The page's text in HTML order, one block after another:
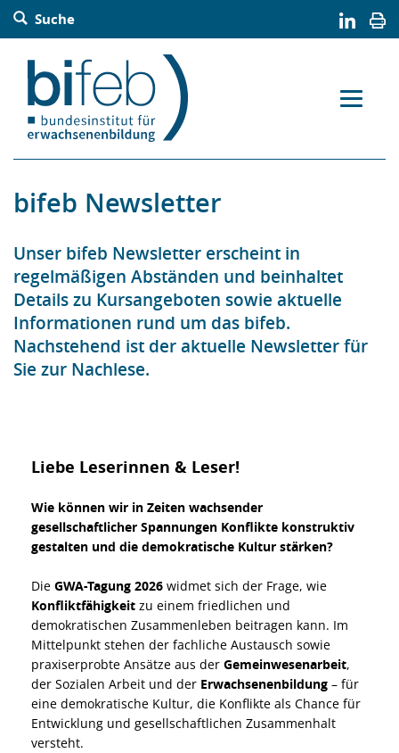
Barrierefreie Bedienung der Webseite:
Zur Navigation springen
Zur Suche springen
Zum Inhalt springen
Zur Sitemap springen
Zum Kontakt springen
Suche
bifeb Newsletter
Unser bifeb Newsletter erscheint in
regelmäßigen Abständen und beinhaltet
Details zu Kursangeboten sowie aktuelle
Informationen rund um das bifeb.
Nachstehend ist der aktuelle Newsletter für
Sie zur Nachlese.
Liebe Leserinnen & Leser!
Wie können wir in Zeiten wachsender
gesellschaftlicher Spannungen Konflikte konstruktiv
gestalten und die demokratische Kultur stärken?
Die GWA-Tagung 2026 widmet sich der Frage, wie
Konfliktfähigkeit zu einem friedlichen und
demokratischen Zusammenleben beitragen kann. Im
Mittelpunkt stehen der fachliche Austausch sowie
praxiserprobte Ansätze aus der Gemeinwesenarbeit,
der Sozialen Arbeit und der Erwachsenenbildung – für
eine demokratische Kultur, die Konflikte als Chance für
Entwicklung und gesellschaftlichen Zusammenhalt
versteht.